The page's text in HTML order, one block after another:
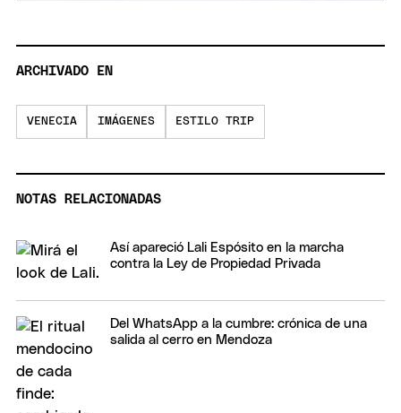
37
seconds
ARCHIVADO EN
VENECIA IMÁGENES ESTILO TRIP
NOTAS RELACIONADAS
Así apareció Lali Espósito en la marcha
contra la Ley de Propiedad Privada
Del WhatsApp a la cumbre: crónica de una
salida al cerro en Mendoza